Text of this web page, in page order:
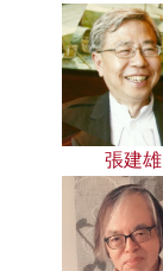
張建雄